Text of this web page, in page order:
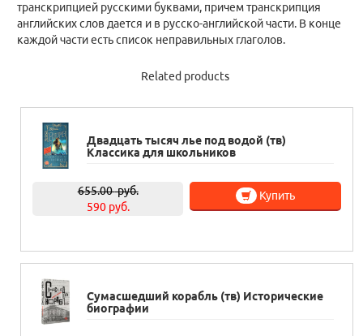
транскрипцией русскими буквами, причем транскрипция
английских слов дается и в русско-английской части. В конце
каждой части есть список неправильных глаголов.
Related products
Двадцать тысяч лье под водой (тв)
Классика для школьников
655.00руб.
590 руб.
Купить
Сумасшедший корабль (тв) Исторические
биографии